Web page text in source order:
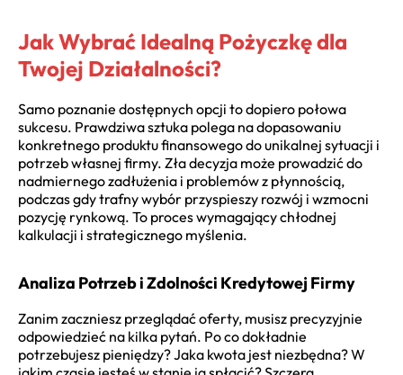
Jak Wybrać Idealną Pożyczkę dla
Twojej Działalności?
Samo poznanie dostępnych opcji to dopiero połowa
sukcesu. Prawdziwa sztuka polega na dopasowaniu
konkretnego produktu finansowego do unikalnej sytuacji i
potrzeb własnej firmy. Zła decyzja może prowadzić do
nadmiernego zadłużenia i problemów z płynnością,
podczas gdy trafny wybór przyspieszy rozwój i wzmocni
pozycję rynkową. To proces wymagający chłodnej
kalkulacji i strategicznego myślenia.
Analiza Potrzeb i Zdolności Kredytowej Firmy
Zanim zaczniesz przeglądać oferty, musisz precyzyjnie
odpowiedzieć na kilka pytań. Po co dokładnie
potrzebujesz pieniędzy? Jaka kwota jest niezbędna? W